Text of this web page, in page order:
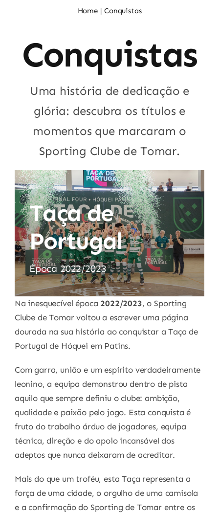
Sócios
Home Conquistas
Conquistas
Uma história de dedicação e
glória: descubra os títulos e
momentos que marcaram o
Sporting Clube de Tomar.
Taça de
Portugal
Época 2022/2023
Na inesquecível época 2022/2023, oSporting
Clube de Tomarvoltou a escrever uma página
dourada na sua história ao conquistar aTaça de
Portugal de Hóquei em Patins.
Com garra, união e um espírito verdadeiramente
leonino, a equipa demonstrou dentro de pista
aquilo que sempre definiu o clube: ambição,
qualidade e paixão pelo jogo. Esta conquista é
fruto do trabalho árduo de jogadores, equipa
técnica, direção e do apoio incansável dos
adeptos que nunca deixaram de acreditar.
Mais do que um troféu, esta Taça representa a
força de uma cidade, o orgulho de uma camisola
e a confirmação do Sporting de Tomar entre os